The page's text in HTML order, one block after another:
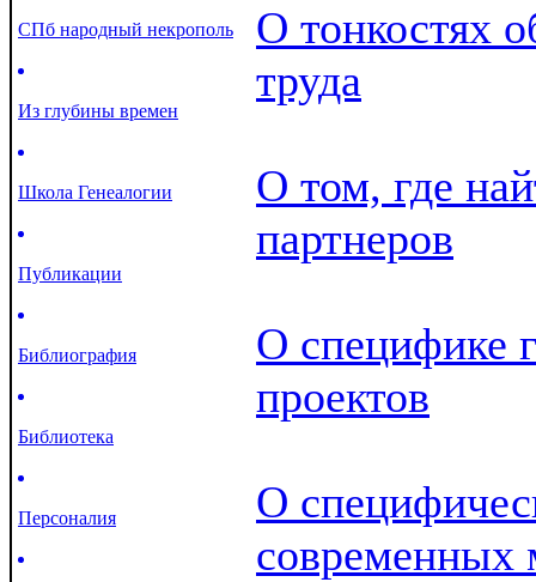
СПб народный некрополь
Из глубины времен
Школа Генеалогии
Публикации
Библиография
Библиотека
Персоналия
О тонкостях
труда
О том, где
партнеров
О специфике
проектов
О
современных